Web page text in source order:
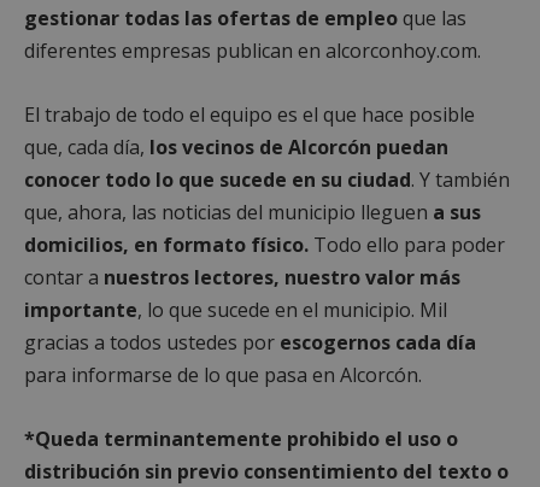
gestionar todas las ofertas de empleoque las
diferentes empresas publican en alcorconhoy.com.
El trabajo de todo el equipo es el que hace posible
que, cada día, los vecinos de Alcorcón puedan
conocer todo lo que sucede en su ciudad. Y también
que, ahora, las noticias del municipio lleguen a sus
domicilios, en formato físico. Todo ello para poder
contar a nuestros lectores, nuestro valor más
importante, lo que sucede en el municipio. Mil
gracias a todos ustedes por escogernos cada día
para informarse de lo que pasa en Alcorcón.
*Queda terminantemente prohibido el uso o
distribución sin previo consentimiento del texto o
AWSALBCORS
Amazon.com
embed.bsky.app
Google
Privacy Policy